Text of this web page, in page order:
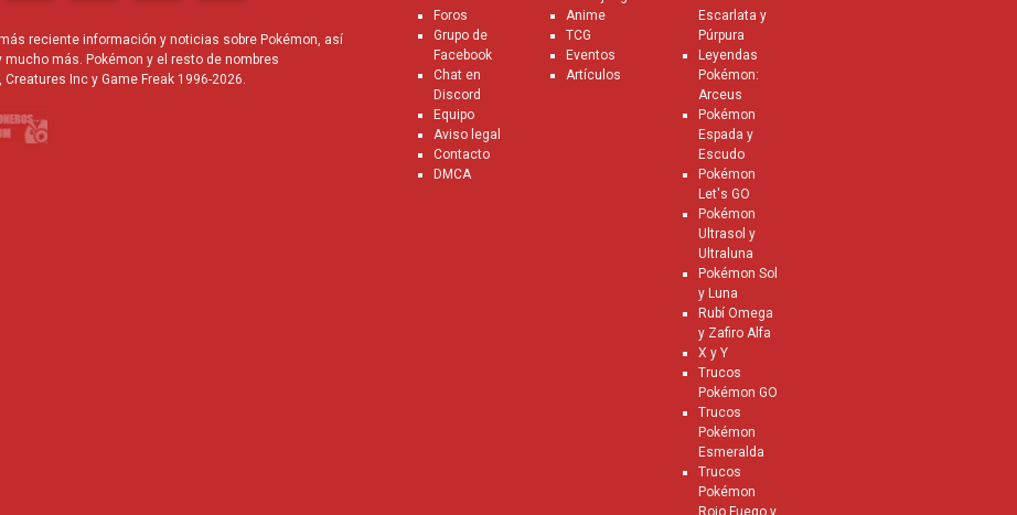
reciente información y noticias sobre Pokémon, así
más. Pokémon y el resto de nombres
Inc y Game Freak 1996-2026.
Foros
Grupo de
Facebook
Chat en
Discord
Equipo
Aviso legal
Contacto
DMCA
Anime
TCG
Eventos
Artículos
Escarlata y
Púrpura
Leyendas
Pokémon:
Arceus
Pokémon
Espada y
Escudo
Pokémon
Let's GO
Pokémon
Ultrasol y
Ultraluna
Pokémon Sol
y Luna
Rubí Omega
y Zafiro Alfa
X y Y
Trucos
Pokémon GO
Trucos
Pokémon
Esmeralda
Trucos
Pokémon
Rojo Fuego y